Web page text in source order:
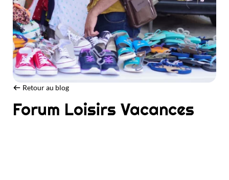
Retour au blog
Forum Loisirs Vacances